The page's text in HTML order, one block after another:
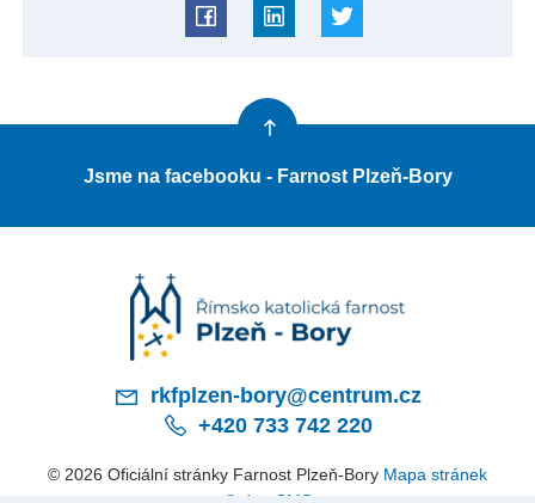
Jsme na facebooku - Farnost Plzeň-Bory
rkfplzen-bory@centrum.cz
+420 733 742 220
© 2026 Oficiální stránky Farnost Plzeň-Bory Mapa stránek